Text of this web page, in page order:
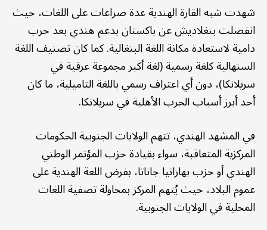
شهدت شبه القارة الهندية عدة صراعات على اللغات، حيث
انفصلت بنغلاديش عن باكستان بدعم هندي بعد حرب
دامية لاستعادة مكانة اللغة البنغالية. كما كان تصنيف اللغة
السنهالية كلغة رسمية (لغة أكبر مجموعة عرقية في
سريلانكا)، دون أي اعتراف رسمي باللغة التاميلية، ما كان
أحد أبرز أسباب الحرب الأهلية في سريلانكا.
في المشهد الهندي، تتهم الولايات الجنوبية الحكومات
المركزية المتعاقبة، سواء بقيادة حزب المؤتمر الوطني
الهندي أو حزب بهاراتيا جاناتا، بفرض اللغة الهندية على
عموم البلاد، حيث يُتهم المركز بمحاولة تصفية اللغات
المحلية في الولايات الجنوبية.